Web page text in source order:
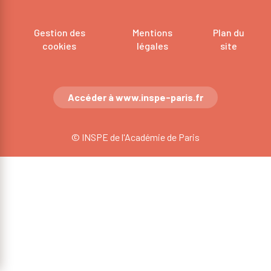
Gestion des
cookies
Mentions
légales
Plan du
site
Accéder à www.inspe-paris.fr
© INSPE de l'Académie de Paris